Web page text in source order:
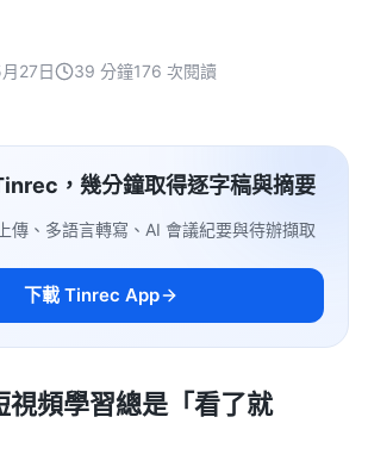
27日 39 分鐘176 次閱讀
，幾分鐘取得逐字稿與摘要
傳、多語言轉寫、AI 會議紀要與待辦擷取
下載 Tinrec App
視頻學習總是「看了就